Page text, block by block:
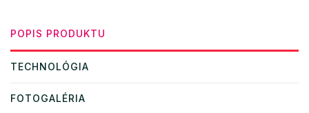
POPIS PRODUKTU
TECHNOLÓGIA
FOTOGALÉRIA